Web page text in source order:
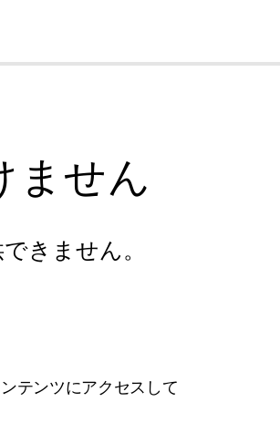
ません
きません。
テンツにアクセスして